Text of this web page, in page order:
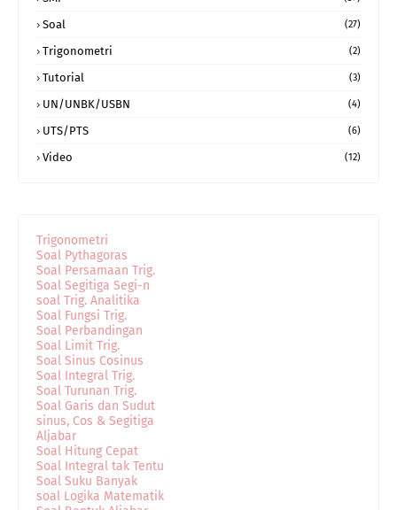
Soal (27)
Trigonometri (2)
Tutorial (3)
UN/UNBK/USBN (4)
UTS/PTS (6)
Video (12)
Trigonometri
Soal Pythagoras
Soal Persamaan Trig.
Soal Segitiga Segi-n
soal Trig. Analitika
Soal Fungsi Trig.
Soal Perbandingan
Soal Limit Trig.
Soal Sinus Cosinus
Soal Integral Trig.
Soal Turunan Trig.
Soal Garis dan Sudut
sinus, Cos & Segitiga
Aljabar
Soal Hitung Cepat
Soal Integral tak Tentu
Soal Suku Banyak
soal Logika Matematik